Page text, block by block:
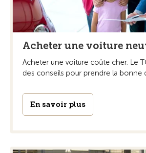
Acheter une voiture
Acheter une voiture coûte cher. Le
des conseils pour prendre la bonne
En savoir plus